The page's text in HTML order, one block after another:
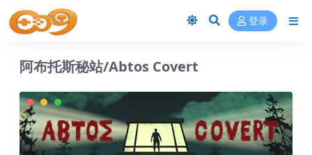
登录
阿布托斯秘站/Abtos Covert